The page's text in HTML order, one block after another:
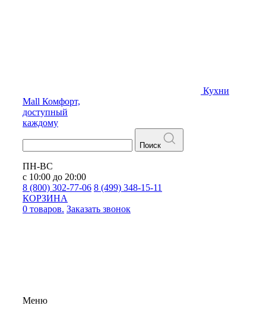
Кухни
Mall Комфорт,
доступный
каждому
Поиск
ПН-ВС
с 10:00 до 20:00
8 (800) 302-77-06 8 (499) 348-15-11
КОРЗИНА
0 товаров. Заказать звонок
Меню